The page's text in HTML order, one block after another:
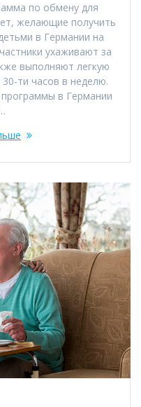
по обмену для
желающие получить
в Германии на
ухаживают за
выполняют легкую
ти часов в неделю.
в Германии